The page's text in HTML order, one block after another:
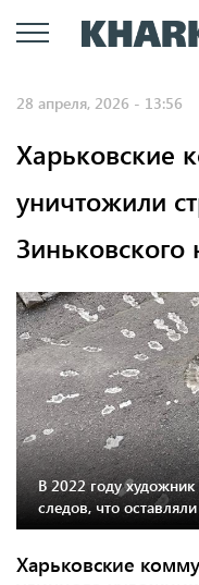
28 апреля, 2026 - 13:56
Харьковские
уничтожили
Зиньковского
В 2022 году художник
следов, что
Харьковские